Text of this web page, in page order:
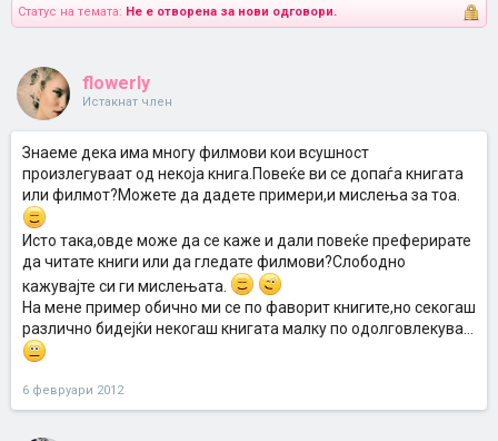
Статус на темата: Не е отворена за нови одговори.
flowerly
Истакнат член
Знаеме дека има многу филмови кои всушност
произлегуваат од некоја книга.Повеќе ви се допаѓа книгата
или филмот?Можете да дадете примери,и мислења за тоа.
Исто така,овде може да се каже и дали повеќе преферирате
да читате книги или да гледате филмови?Слободно
кажувајте си ги мислењата.
На мене пример обично ми се по фаворит книгите,но секогаш
различно бидејќи некогаш книгата малку по одолговлекува...
6 февруари 2012